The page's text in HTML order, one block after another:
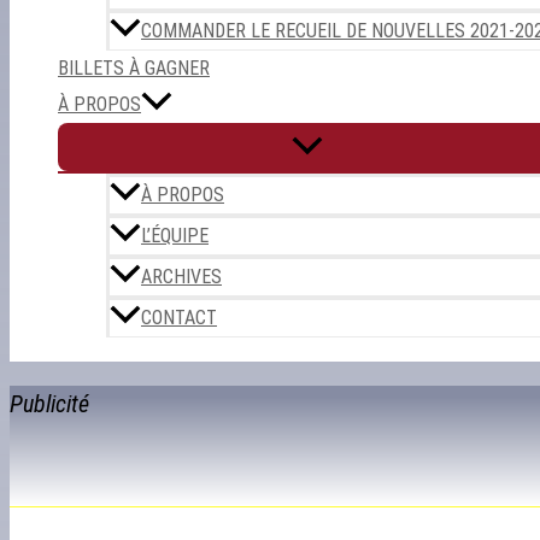
COMMANDER LE RECUEIL DE NOUVELLES 2021-
BILLETS À GAGNER
À PROPOS
À PROPOS
L’ÉQUIPE
ARCHIVES
CONTACT
Publicité